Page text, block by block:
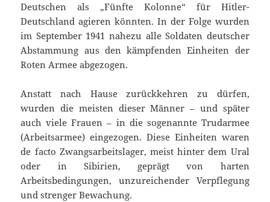
Deutschen als „Fünfte Kolonne“ für Hitler-
Deutschland agieren könnten. In der Folge wurden
im September 1941 nahezu alle Soldaten deutscher
Abstammung aus den kämpfenden Einheiten der
Roten Armee abgezogen.
Anstatt nach Hause zurückkehren zu dürfen,
wurden die meisten dieser Männer – und später
auch viele Frauen – in die sogenannte Trudarmee
(Arbeitsarmee) eingezogen. Diese Einheiten waren
de facto Zwangsarbeitslager, meist hinter dem Ural
oder in Sibirien, geprägt von harten
Arbeitsbedingungen, unzureichender Verpflegung
und strenger Bewachung.